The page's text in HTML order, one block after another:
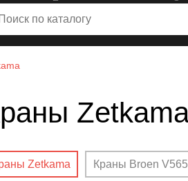
Zetkama Краны Broen V565